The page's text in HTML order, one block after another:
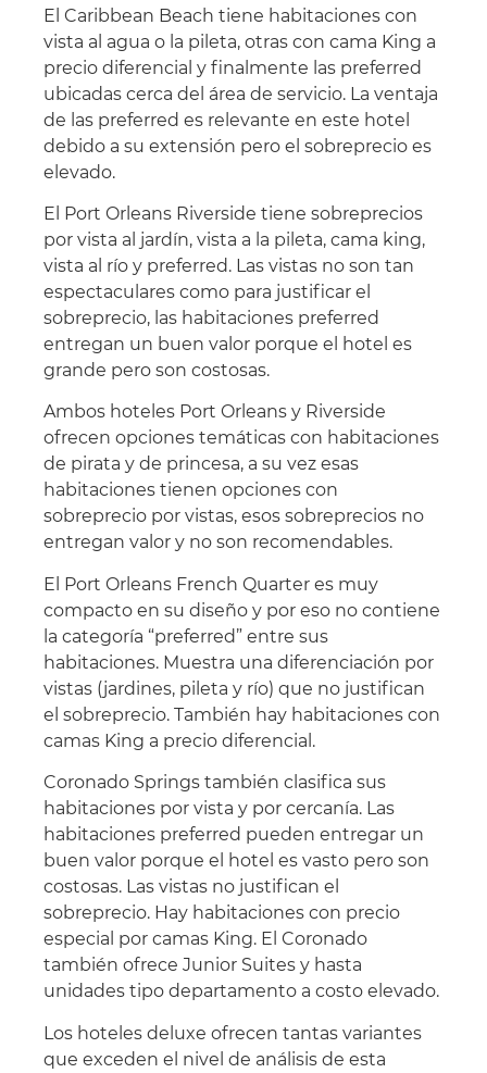
El Caribbean Beach tiene habitaciones con
vista al agua o la pileta, otras con cama King a
precio diferencial y finalmente las preferred
ubicadas cerca del área de servicio. La ventaja
de las preferred es relevante en este hotel
debido a su extensión pero el sobreprecio es
elevado.
El Port Orleans Riverside tiene sobreprecios
por vista al jardín, vista a la pileta, cama king,
vista al río y preferred. Las vistas no son tan
espectaculares como para justificar el
sobreprecio, las habitaciones preferred
entregan un buen valor porque el hotel es
grande pero son costosas.
Ambos hoteles Port Orleans y Riverside
ofrecen opciones temáticas con habitaciones
de pirata y de princesa, a su vez esas
habitaciones tienen opciones con
sobreprecio por vistas, esos sobreprecios no
entregan valor y no son recomendables.
El Port Orleans French Quarter es muy
compacto en su diseño y por eso no contiene
la categoría “preferred” entre sus
habitaciones. Muestra una diferenciación por
vistas (jardines, pileta y río) que no justifican
el sobreprecio. También hay habitaciones con
camas King a precio diferencial.
Coronado Springs también clasifica sus
habitaciones por vista y por cercanía. Las
habitaciones preferred pueden entregar un
buen valor porque el hotel es vasto pero son
costosas. Las vistas no justifican el
sobreprecio. Hay habitaciones con precio
especial por camas King. El Coronado
también ofrece Junior Suites y hasta
unidades tipo departamento a costo elevado.
Los hoteles deluxe ofrecen tantas variantes
que exceden el nivel de análisis de esta